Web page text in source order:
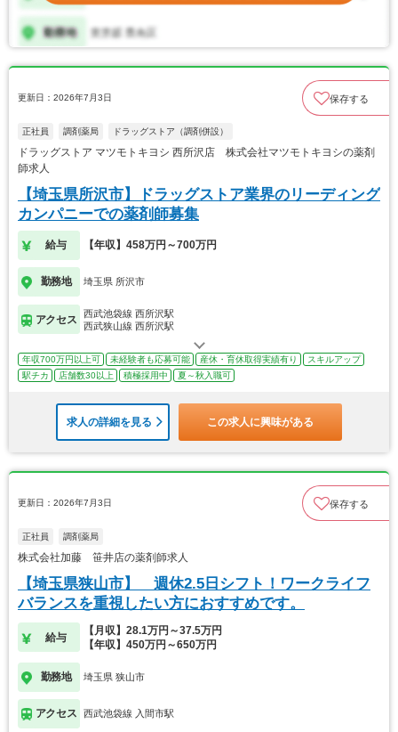
更新日：2026年7月3日 保存する
正社員 調剤薬局 ドラッグストア（調剤併設）
ドラッグストア マツモトキヨシ 西所沢店 株式会社マツモトキヨシの薬剤
師求人
【埼玉県所沢市】ドラッグストア業界のリーディング
カンパニーでの薬剤師募集
給与 【年収】458万円～700万円
勤務地 埼玉県 所沢市
アクセス
西武池袋線 西所沢駅
西武狭山線 西所沢駅
年収700万円以上可 未経験者も応募可能 産休・育休取得実績有り
スキルアップ
駅チカ
店舗数30以上 積極採用中 夏～秋入職可
求人の詳細を見る この求人に興味がある
更新日：2026年7月3日 保存する
正社員 調剤薬局
株式会社加藤 笹井店の薬剤師求人
【埼玉県狭山市】 週休2.5日シフト！ワークライフ
バランスを重視したい方におすすめです。
給与
【月収】28.1万円～37.5万円
【年収】450万円～650万円
勤務地 埼玉県 狭山市
アクセス 西武池袋線 入間市駅